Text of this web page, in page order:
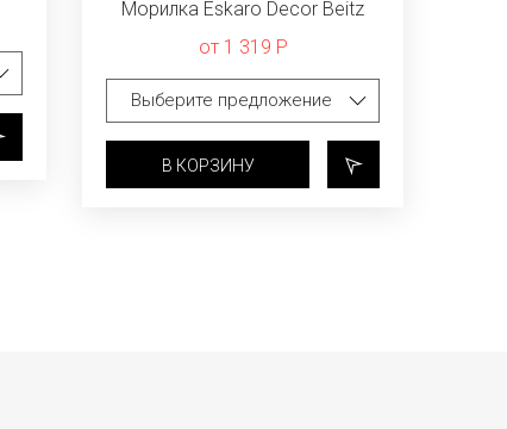
Морилка Eskaro Decor Beitz
от 1 319 Р
В КОРЗИНУ